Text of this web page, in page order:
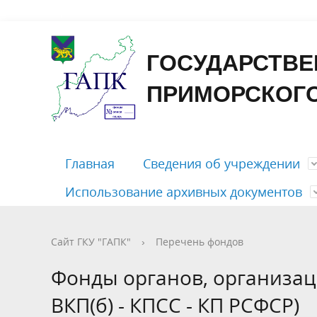
Главная Сведения об учреждении
Использование архивных документов
Тематические перечни документов
Сайт ГКУ "ГАПК" › Перечень фондов
Фонды органов,
ВКП(б) - КПСС - КП РСФСР)